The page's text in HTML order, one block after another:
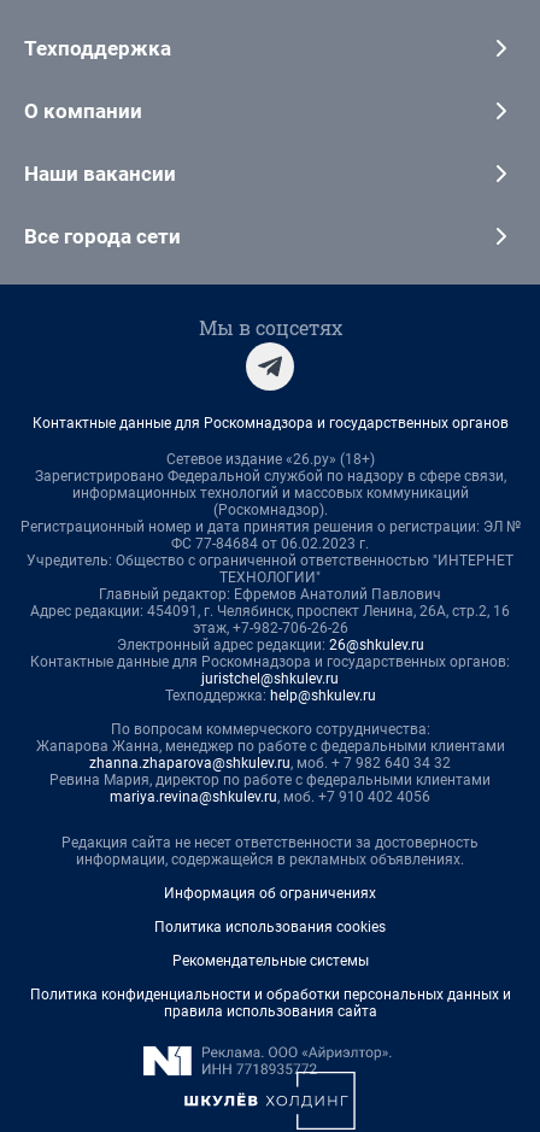
Техподдержка
О компании
Наши вакансии
Все города сети
Мы в соцсетях
Контактные данные для Роскомнадзора и государственных органов
Сетевое издание «26.ру» (18+)
Зарегистрировано Федеральной службой по надзору в сфере связи,
информационных технологий и массовых коммуникаций
(Роскомнадзор).
Регистрационный номер и дата принятия решения о регистрации: ЭЛ №
ФС 77-84684 от 06.02.2023 г.
Учредитель: Общество с ограниченной ответственностью "ИНТЕРНЕТ
ТЕХНОЛОГИИ"
Главный редактор: Ефремов Анатолий Павлович
Адрес редакции: 454091, г. Челябинск, проспект Ленина, 26А, стр.2, 16
этаж, +7-982-706-26-26
Электронный адрес редакции: 26@shkulev.ru
Контактные данные для Роскомнадзора и государственных органов:
juristchel@shkulev.ru
Техподдержка: help@shkulev.ru
По вопросам коммерческого сотрудничества:
Жапарова Жанна, менеджер по работе с федеральными клиентами
zhanna.zhaparova@shkulev.ru, моб. + 7 982 640 34 32
Ревина Мария, директор по работе с федеральными клиентами
mariya.revina@shkulev.ru, моб. +7 910 402 4056
Редакция сайта не несет ответственности за достоверность
информации, содержащейся в рекламных объявлениях.
Информация об ограничениях
Политика использования cookies
Рекомендательные системы
Политика конфиденциальности и обработки персональных данных и
правила использования сайта